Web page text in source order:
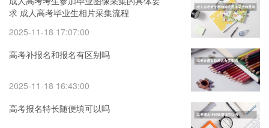
求 成人高考毕业生相片采集流程
2025-11-18 17:07:00
高考补报名和报名有区别吗
2025-11-18 16:43:00
高考报名特长随便填可以吗